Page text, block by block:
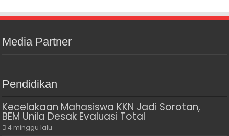
Media Partner
Pendidikan
Kecelakaan Mahasiswa KKN Jadi Sorotan,
BEM Unila Desak Evaluasi Total
4 minggu lalu